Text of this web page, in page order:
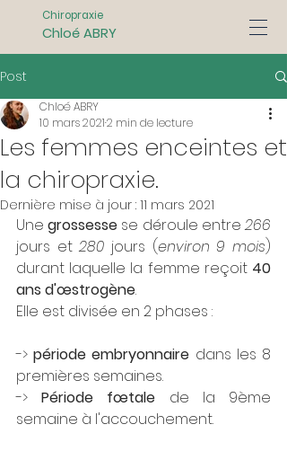
Chloé ABRY
Chiropraxie
Post
Les femmes enceintes et
la chiropraxie.
Chloé ABRY
10 mars 20212 min de lecture
Dernière mise à jour : 11 mars 2021
Une grossesse se déroule entre
jours et 280 jours (environ 9 mois)
durant laquelle la femme reçoit 40
ans d'œstrogène.
Elle est divisée en 2 phases :
-> période embryonnaire dans les 8
premières semaines.
-> Période fœtale de la 9ème
semaine à l'accouchement.